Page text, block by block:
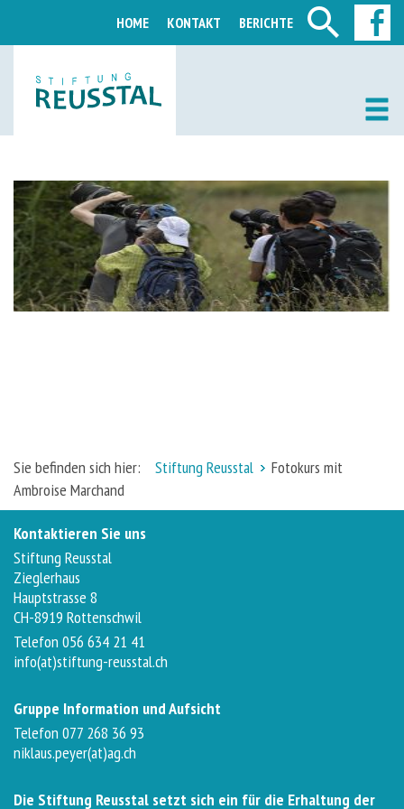
HOME KONTAKT BERICHTE
Sie befinden sich hier: Stiftung Reusstal
Fotokurs mit
Ambroise Marchand
Kontaktieren Sie uns
Stiftung Reusstal
Zieglerhaus
Hauptstrasse 8
CH-8919 Rottenschwil
Telefon 056 634 21 41
info(at)stiftung-reusstal.ch
Gruppe Information und Aufsicht
Telefon 077 268 36 93
niklaus.peyer(at)ag.ch
Die Stiftung Reusstal setzt sich ein für die Erhaltung der